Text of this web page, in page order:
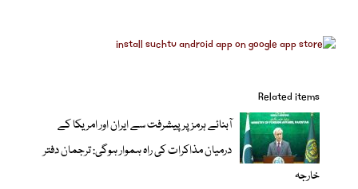
Related items
آبنائے ہرمز پر پیشرفت سے ایران اور امریکا کے
درمیان مذاکرات کی راہ ہموار ہوگی: ترجمان دفتر
خارجہ